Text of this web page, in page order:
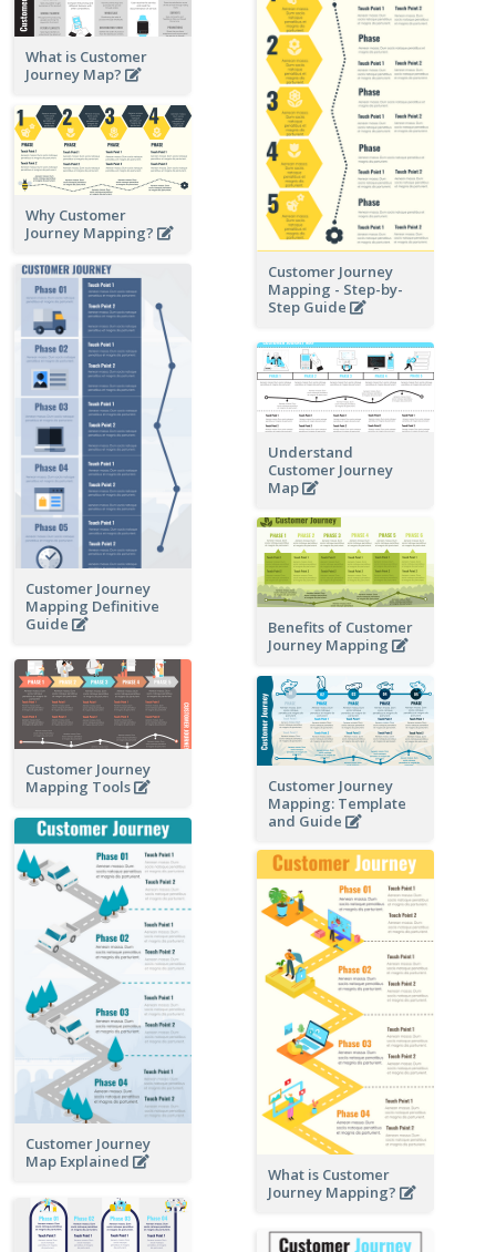
What is Customer
Journey Map?
Customer Journey
Mapping - Step-by-
Step Guide
Why Customer
Journey Mapping?
Customer Journey
Mapping Definitive
Guide
Understand
Customer Journey
Map
Benefits of Customer
Journey Mapping
Customer Journey
Mapping Tools
Customer Journey
Mapping: Template
and Guide
Customer Journey
Map Explained
What is Customer
Journey Mapping?